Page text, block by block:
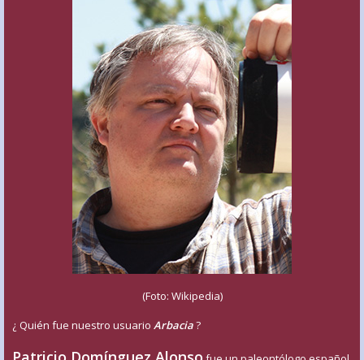
(Foto: Wikipedia)
¿ Quién fue nuestro usuario Arbacia?